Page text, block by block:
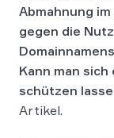
Abmahnung
gegen die
Kann man
schützen
Artikel.